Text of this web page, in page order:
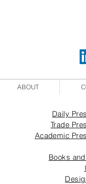
ABOUT
Daily
Trade
Academic
Books